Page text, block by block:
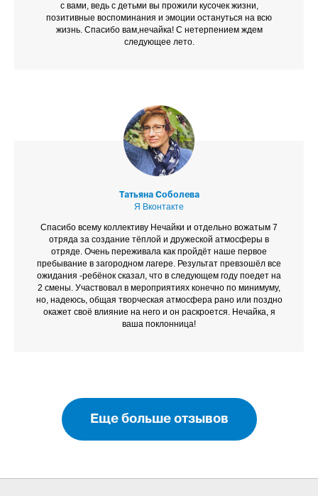
с вами, ведь с детьми вы прожили кусочек жизни,
позитивные воспоминания и эмоции остануться на всю
жизнь. Спасибо вам,нечайка! С нетерпением ждем
следующее лето.
Татьяна Соболева
Я Вконтакте
Спасибо всему коллективу Нечайки и отдельно вожатым 7
отряда за создание тёплой и дружеской атмосферы в
отряде. Очень переживала как пройдёт наше первое
пребывание в загородном лагере. Результат превзошёл все
ожидания -ребёнок сказал, что в следующем году поедет на
2 смены. Участвовал в мероприятиях конечно по минимуму,
но, надеюсь, общая творческая атмосфера рано или поздно
окажет своё влияние на него и он раскроется. Нечайка, я
ваша поклонница!
Еще больше отзывов